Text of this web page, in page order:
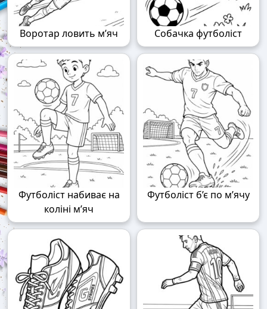
Воротар ловить м’яч Собачка футболіст
Футболіст набиває на
коліні м’яч
Футболіст б’є по м’ячу